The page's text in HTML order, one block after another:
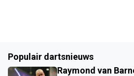
Populair dartsnieuws
Raymond van